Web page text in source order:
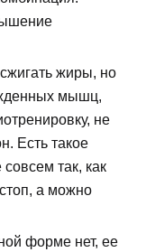
жиры, но
мышц,
не
Есть такое
так, как
а можно
форме нет, ее